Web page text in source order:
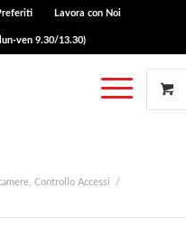
Lavora con Noi
ven 9.30/13.30)
Controllo Accessi
/